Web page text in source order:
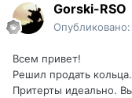
Gorski-RSO
Опубликовано:
Всем привет!
Решил продать
Притерты идеально.